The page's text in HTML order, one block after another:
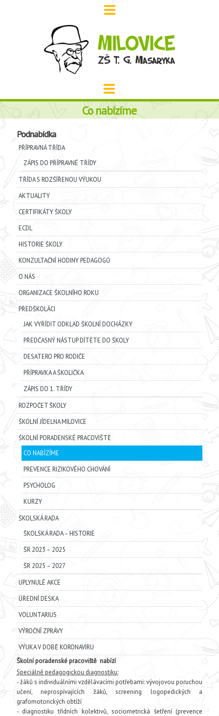
Co nabízíme
Podnabídka
PŘÍPRAVNÁ TŘÍDA
ZÁPIS DO PŘÍPRAVNÉ TŘÍDY
TŘÍDA S ROZŠÍŘENOU VÝUKOU
AKTUALITY
CERTIFIKÁTY ŠKOLY
ECDL
HISTORIE ŠKOLY
KONZULTAČNÍ HODINY PEDAGOGŮ
O NÁS
ORGANIZACE ŠKOLNÍHO ROKU
PŘEDŠKOLÁCI
JAK VYŘÍDIT ODKLAD ŠKOLNÍ DOCHÁZKY
PŘEDČASNÝ NÁSTUP DÍTĚTE DO ŠKOLY
DESATERO PRO RODIČE
PŘÍPRAVKA A ŠKOLIČKA
ZÁPIS DO 1. TŘÍDY
ROZPOČET ŠKOLY
ŠKOLNÍ JÍDELNA MILOVICE
ŠKOLNÍ PORADENSKÉ PRACOVIŠTĚ
CO NABÍZÍME
PREVENCE RIZIKOVÉHO CHOVÁNÍ
PSYCHOLOG
KURZY
ŠKOLSKÁ RADA
ŠKOLSKÁ RADA – HISTORIE
ŠR 2023 – 2025
ŠR 2025 – 2027
UPLYNULÉ AKCE
ÚŘEDNÍ DESKA
VOLUNTARIUS
VÝROČNÍ ZPRÁVY
VÝUKA V DOBĚ KORONAVIRU
Školní poradenské pracoviště nabízí
Speciálně pedagogickou diagnostiku:
- žáků s individuálními vzdělávacími potřebami: vývojovou poruchou
učení, neprospívajících žáků, screening logopedických a
grafomotorických obtíží
- diagnostiku třídních kolektivů, sociometrická šetření (prevence